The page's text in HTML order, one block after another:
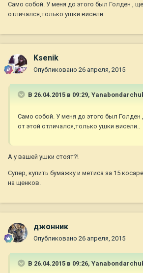
Само собой. У меня до этого был Голден ,
отличался,только ушки висели..
Ksenik
Опубликовано 26 апреля, 2015
В 26.04.2015 в 09:29,
Само собой. У меня до этого был Голден
от этой отличался,только ушки висели..
А у вашей ушки стоят?!
Супер, купить бумажку и метиса за 15
на щенков.
джонник
Опубликовано 26 апреля, 2015
В 26.04.2015 в 09:26,